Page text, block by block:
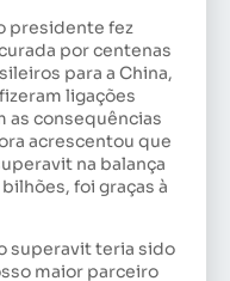
presidente fez
por centenas
para a China,
ligações
as consequências
acrescentou que
na balança
foi graças à
superavit teria sido
maior parceiro